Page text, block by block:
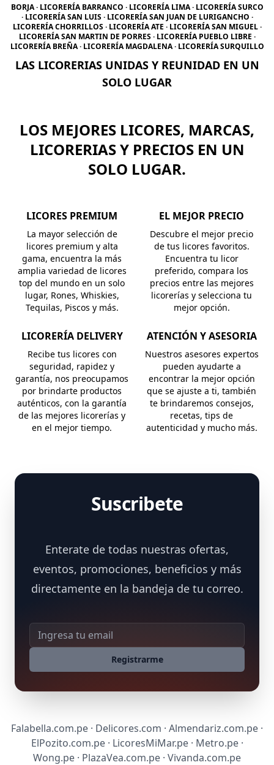
BORJA · LICORERÍA BARRANCO · LICORERÍA LIMA · LICORERÍA SURCO
· LICORERÍA SAN LUIS · LICORERÍA SAN JUAN DE LURIGANCHO ·
LICORERÍA CHORRILLOS · LICORERÍA ATE · LICORERÍA SAN MIGUEL ·
LICORERÍA SAN MARTIN DE PORRES · LICORERÍA PUEBLO LIBRE ·
LICORERÍA BREÑA · LICORERÍA MAGDALENA · LICORERÍA SURQUILLO
LAS LICORERIAS UNIDAS Y REUNIDAD EN UN
SOLO LUGAR
LOS MEJORES LICORES, MARCAS,
LICORERIAS Y PRECIOS EN UN
SOLO LUGAR.
LICORES PREMIUM
La mayor selección de
licores premium y alta
gama, encuentra la más
amplia variedad de licores
top del mundo en un solo
lugar, Rones, Whiskies,
Tequilas, Piscos y más.
EL MEJOR PRECIO
Descubre el mejor precio
de tus licores favoritos.
Encuentra tu licor
preferido, compara los
precios entre las mejores
licorerías y selecciona tu
mejor opción.
LICORERÍA DELIVERY
Recibe tus licores con
seguridad, rapidez y
garantía, nos preocupamos
por brindarte productos
auténticos, con la garantía
de las mejores licorerías y
en el mejor tiempo.
ATENCIÓN Y ASESORIA
Nuestros asesores expertos
pueden ayudarte a
encontrar la mejor opción
que se ajuste a ti, también
te brindaremos consejos,
recetas, tips de
autenticidad y mucho más.
Suscribete
Enterate de todas nuestras ofertas,
eventos, promociones, beneficios y más
directamente en la bandeja de tu correo.
Dirección de correo
Registrarme
Falabella.com.pe · Delicores.com · Almendariz.com.pe ·
ElPozito.com.pe · LicoresMiMar.pe · Metro.pe ·
Wong.pe · PlazaVea.com.pe · Vivanda.com.pe